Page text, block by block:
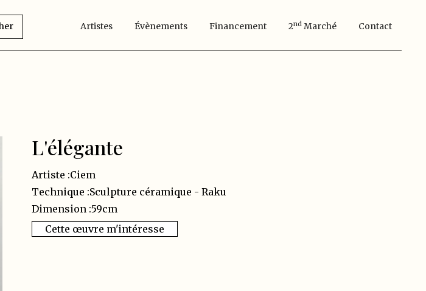
Artistes Évènements Financement 2Nd Marché Contact
L'élégante
Artiste :Ciem
Technique :Sculpture céramique - Raku
Dimension :59cm
Cette œuvre m'intéresse